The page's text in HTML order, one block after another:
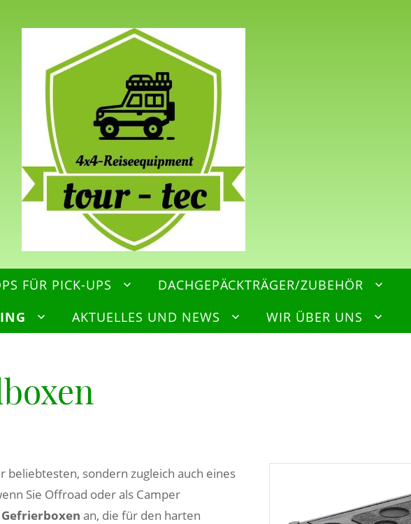
FÜR PICK-UPS
DACHGEPÄCKTRÄGER/ZUBEHÖR
AKTUELLES UND NEWS WIR ÜBER UNS
beliebtesten, sondern zugleich auch eines
Sie Offroad oder als Camper
an, die für den harten